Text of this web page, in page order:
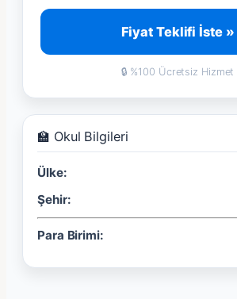
Fiyat Teklifi İste »
🔒 %100 Ücretsiz Hizmet
🏫 Okul Bilgileri
Ülke:
Şehir:
Para Birimi: